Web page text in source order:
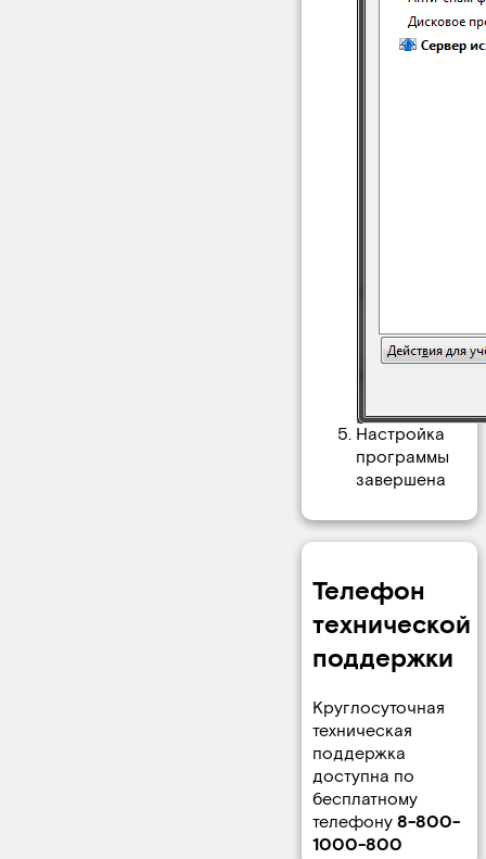
Настройка
программы
завершена
Телефон
технической
поддержки
Круглосуточная
техническая
поддержка
доступна по
бесплатному
телефону8-800-
1000-800